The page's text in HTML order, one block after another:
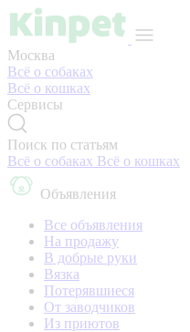
Москва
Всё о собаках
Всё о кошках
Сервисы
Поиск по статьям
Всё о собаках Всё о кошках
Объявления
Все объявления
На продажу
В добрые руки
Вязка
Потерявшиеся
От заводчиков
Из приютов